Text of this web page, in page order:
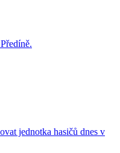
jednotka hasičů dnes v